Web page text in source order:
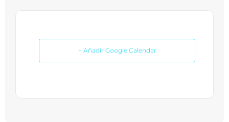
+ Añadir Google Calendar